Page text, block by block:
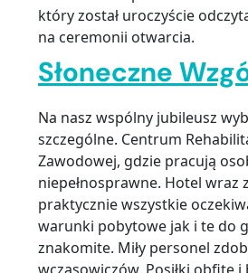
który został uroczyście
na ceremonii otwarcia.
Słoneczne
Na nasz wspólny jubileusz
szczególne. Centrum
Zawodowej, gdzie pracują
niepełnosprawne. Hotel wraz z
praktycznie wszystkie
warunki pobytowe jak i te do
znakomite. Miły personel